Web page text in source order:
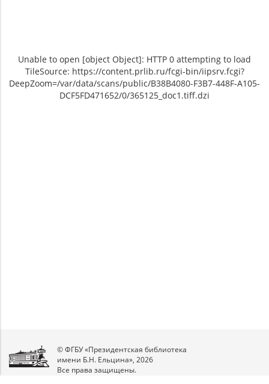
Unable to open [object Object]: HTTP 0 attempting to load
TileSource: https://content.prlib.ru/fcgi-bin/iipsrv.fcgi?
DeepZoom=/var/data/scans/public/B38B4080-F3B7-448F-A105-
DCF5FD471652/0/365125_doc1.tiff.dzi
© ФГБУ «Президентская библиотека
имени Б.Н. Ельцина», 2026
Все права защищены.